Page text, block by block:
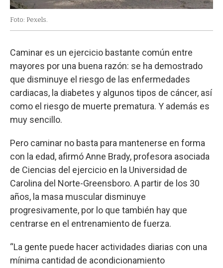
Foto: Pexels.
Caminar es un ejercicio bastante común entre
mayores por una buena razón: se ha demostrado
que disminuye el riesgo de las enfermedades
cardiacas, la diabetes y algunos tipos de cáncer, así
como el riesgo de muerte prematura. Y además es
muy sencillo.
Pero caminar no basta para mantenerse en forma
con la edad, afirmó Anne Brady, profesora asociada
de Ciencias del ejercicio en la Universidad de
Carolina del Norte-Greensboro. A partir de los 30
años, la masa muscular disminuye
progresivamente, por lo que también hay que
centrarse en el entrenamiento de fuerza.
“La gente puede hacer actividades diarias con una
mínima cantidad de acondicionamiento